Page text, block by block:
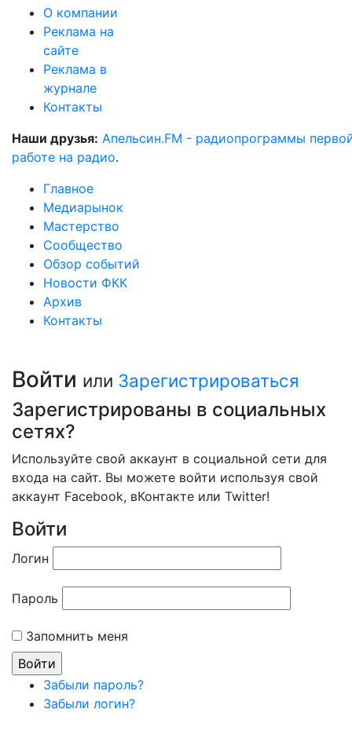
О компании
Реклама на
сайте
Реклама в
журнале
Контакты
Наши друзья: Апельсин.FM - радиопрограммы
работе на радио.
Главное
Медиарынок
Мастерство
Сообщество
Обзор событий
Новости ФКК
Архив
Контакты
Войти или Зарегистрироваться
Зарегистрированы в социальных
сетях?
Используйте свой аккаунт в социальной сети для
входа на сайт. Вы можете войти используя свой
аккаунт Facebook, вКонтакте или Twitter!
Войти
Логин
Пароль
Запомнить меня
Забыли пароль?
Забыли логин?